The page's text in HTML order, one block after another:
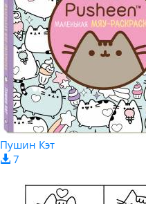
Пушин Кэт
7